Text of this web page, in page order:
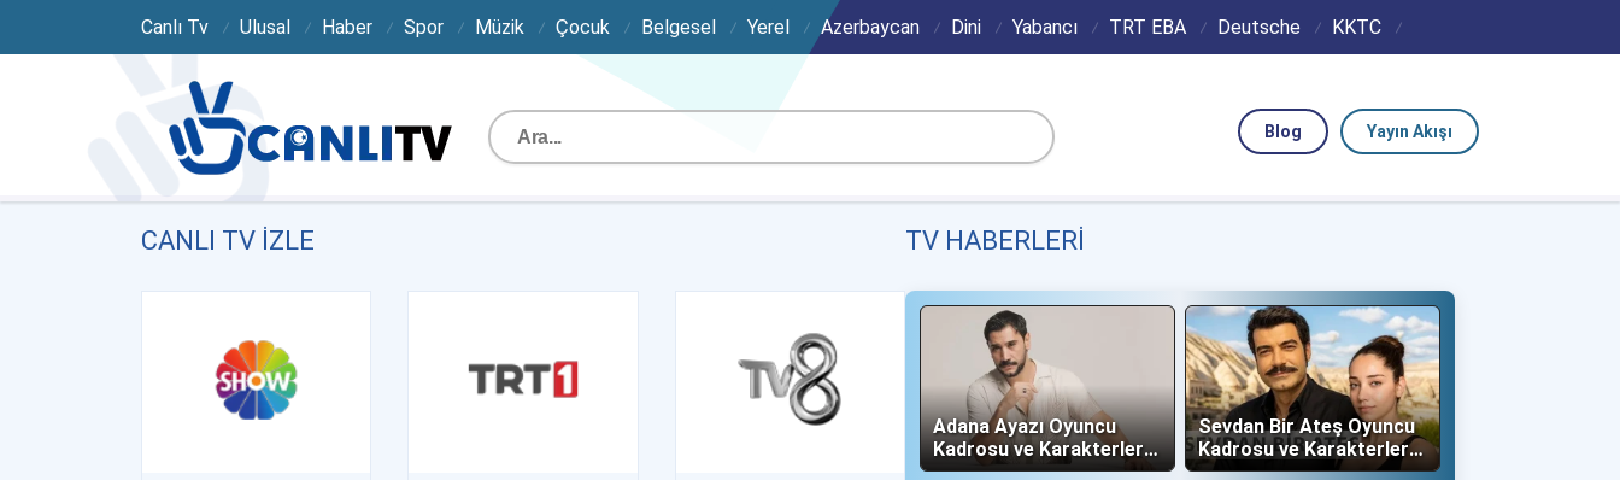
Canlı Tv Ulusal Haber Spor Müzik Çocuk Belgesel Yerel Azerbaycan Dini Yabancı TRT EBA Deutsche KKTC
Yayın Akışı
Blog
CANLI TV IZLE TV HABERLERI
Adana Ayazı Oyuncu
Kadrosu ve Karakterleri
(Now TV)
Sevdan Bir Ateş Oyuncu
Kadrosu ve Karakterleri
(Show TV)